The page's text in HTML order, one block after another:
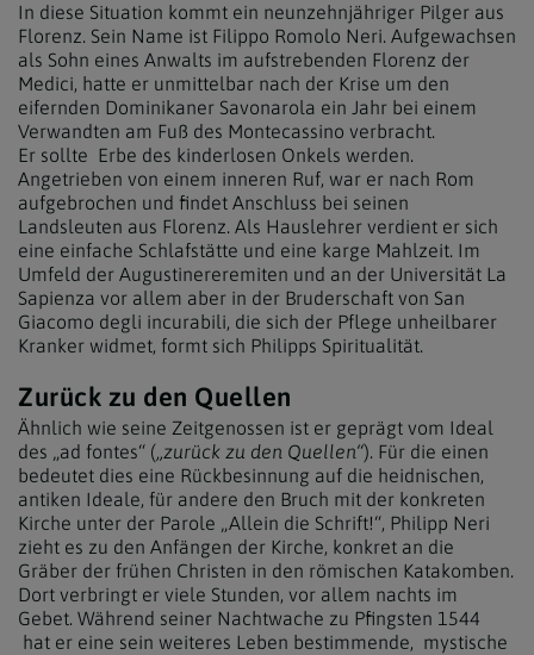
In diese Situation kommt ein neunzehnjähriger Pilger aus
Florenz. Sein Name ist Filippo Romolo Neri. Aufgewachsen
als Sohn eines Anwalts im aufstrebenden Florenz der
Medici, hatte er unmittelbar nach der Krise um den
eifernden Dominikaner Savonarola ein Jahr bei einem
Verwandten am Fuß des Montecassino verbracht.
Er sollte Erbe des kinderlosen Onkels werden.
Angetrieben von einem inneren Ruf, war er nach Rom
aufgebrochen und findet Anschluss bei seinen
Landsleuten aus Florenz. Als Hauslehrer verdient er sich
eine einfache Schlafstätte und eine karge Mahlzeit. Im
Umfeld der Augustinereremiten und an der Universität La
Sapienza vor allem aber in der Bruderschaft von San
Giacomo degli incurabili, die sich der Pflege unheilbarer
Kranker widmet, formt sich Philipps Spiritualität.
Zurück zu den Quellen
Ähnlich wie seine Zeitgenossen ist er geprägt vom Ideal
des „ad fontes“ ( „zurück zu den Quellen“). Für die einen
bedeutet dies eine Rückbesinnung auf die heidnischen,
antiken Ideale, für andere den Bruch mit der konkreten
Kirche unter der Parole „Allein die Schrift!“, Philipp Neri
zieht es zu den Anfängen der Kirche, konkret an die
Gräber der frühen Christen in den römischen Katakomben.
Dort verbringt er viele Stunden, vor allem nachts im
Gebet. Während seiner Nachtwache zu Pfingsten 1544
hat er eine sein weiteres Leben bestimmende, mystische